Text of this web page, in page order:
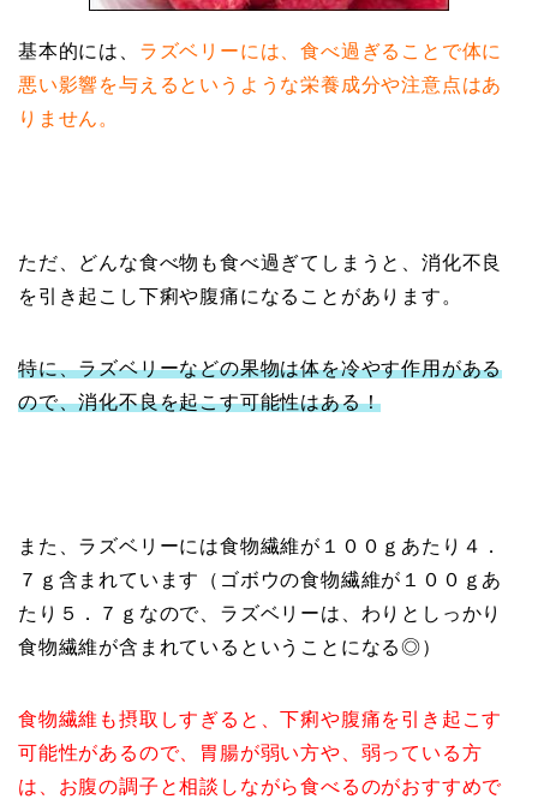
基本的には、 ラズベリーには、食べ過ぎることで体に
悪い影響を与えるというような栄養成分や注意点はあ
りません。
ただ、どんな食べ物も食べ過ぎてしまうと、消化不良
を引き起こし下痢や腹痛になることがあります。
特に、ラズベリーなどの果物は体を冷やす作用がある
ので、消化不良を起こす可能性はある！
また、ラズベリーには食物繊維が１００ｇあたり４．
７ｇ含まれています（ゴボウの食物繊維が１００ｇあ
たり５．７ｇなので、ラズベリーは、わりとしっかり
食物繊維が含まれているということになる◎）
食物繊維も摂取しすぎると、下痢や腹痛を引き起こす
可能性があるので、胃腸が弱い方や、弱っている方
は、お腹の調子と相談しながら食べるのがおすすめで